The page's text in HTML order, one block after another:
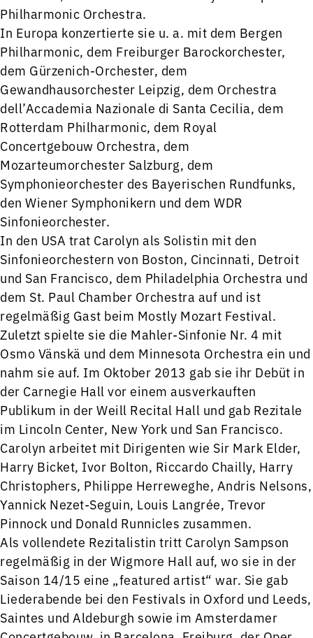
Philharmonic Orchestra.
In Europa konzertierte sie u. a. mit dem Bergen
Philharmonic, dem Freiburger Barockorchester,
dem Gürzenich-Orchester, dem
Gewandhausorchester Leipzig, dem Orchestra
dell’Accademia Nazionale di Santa Cecilia, dem
Rotterdam Philharmonic, dem Royal
Concertgebouw Orchestra, dem
Mozarteumorchester Salzburg, dem
Symphonieorchester des Bayerischen Rundfunks,
den Wiener Symphonikern und dem WDR
Sinfonieorchester.
In den USA trat Carolyn als Solistin mit den
Sinfonieorchestern von Boston, Cincinnati, Detroit
und San Francisco, dem Philadelphia Orchestra und
dem St. Paul Chamber Orchestra auf und ist
regelmäßig Gast beim Mostly Mozart Festival.
Zuletzt spielte sie die Mahler-Sinfonie Nr. 4 mit
Osmo Vänskä und dem Minnesota Orchestra ein und
nahm sie auf. Im Oktober 2013 gab sie ihr Debüt in
der Carnegie Hall vor einem ausverkauften
Publikum in der Weill Recital Hall und gab Rezitale
im Lincoln Center, New York und San Francisco.
Carolyn arbeitet mit Dirigenten wie Sir Mark Elder,
Harry Bicket, Ivor Bolton, Riccardo Chailly, Harry
Christophers, Philippe Herreweghe, Andris Nelsons,
Yannick Nezet-Seguin, Louis Langrée, Trevor
Pinnock und Donald Runnicles zusammen.
Als vollendete Rezitalistin tritt Carolyn Sampson
regelmäßig in der Wigmore Hall auf, wo sie in der
Saison 14/15 eine „featured artist“ war. Sie gab
Liederabende bei den Festivals in Oxford und Leeds,
Saintes und Aldeburgh sowie im Amsterdamer